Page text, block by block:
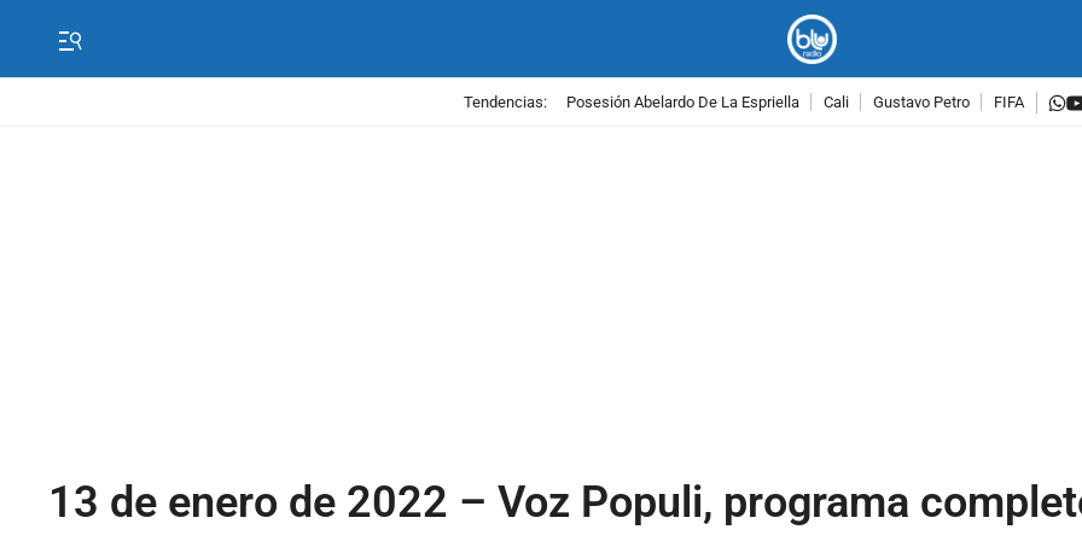
Tendencias: Posesión Abelardo De La Espriella Cali Gustavo Petro FIFA
13 de enero de 2022 – Voz Populi, programa